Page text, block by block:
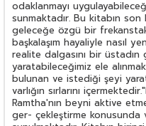
odaklanmayı
sunmaktadır. Bu kitabın son
geleceğe özgü bir
başkalaşım hayaliyle nasıl
realite dalgasını bir üstadın
yaratabileceğimiz ele
bulunan ve istediği şeyi
varlığın sırlarını
Ramtha'nın beyni aktive
ger- çekleştirme